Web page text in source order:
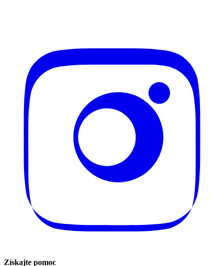
Získajte pomoc